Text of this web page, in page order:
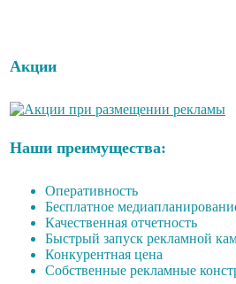
Акции
Наши преимущества:
Оперативность
Бесплатное
Качественная отчетность
Быстрый запуск рекламной
Конкурентная цена
Собственные рекламные